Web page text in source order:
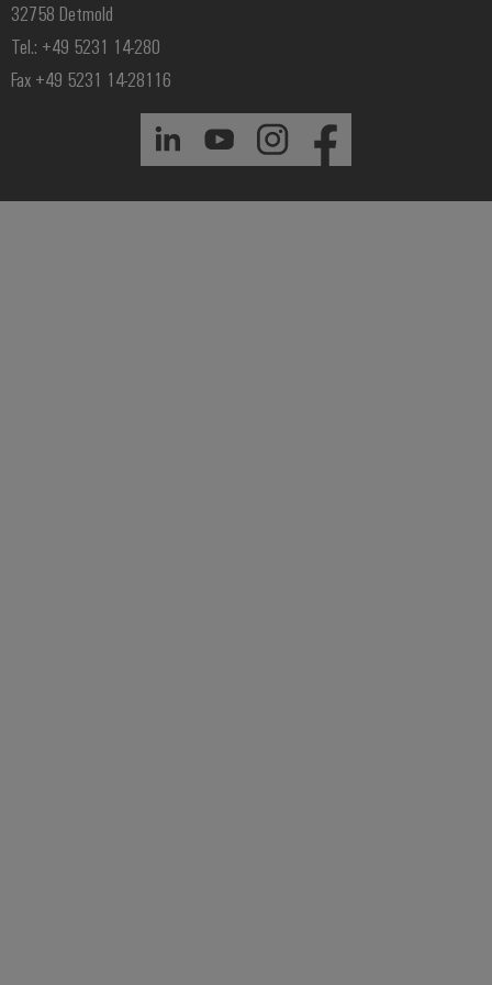
32758 Detmold
Tel.: +49 5231 14-280
Fax +49 5231 14-28116